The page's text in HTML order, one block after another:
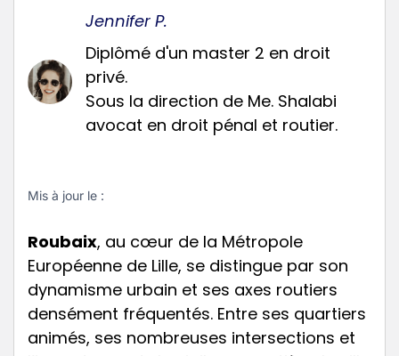
Jennifer P.
Diplômé d'un master 2 en droit
privé.
Sous la direction de Me. Shalabi
avocat en droit pénal et routier.
Mis à jour le :
Roubaix, au cœur de la Métropole
Européenne de Lille, se distingue par son
dynamisme urbain et ses axes routiers
densément fréquentés. Entre ses quartiers
animés, ses nombreuses intersections et